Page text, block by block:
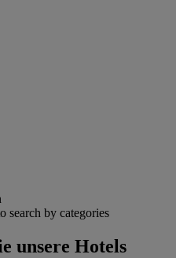
search by categories
unsere Hotels